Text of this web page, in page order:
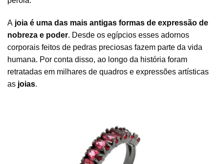
A joia é uma das mais antigas formas de expressão de
nobreza e poder. Desde os egípcios esses adornos
corporais feitos de pedras preciosas fazem parte da vida
humana. Por conta disso, ao longo da história foram
retratadas em milhares de quadros e expressões artísticas
as joias.